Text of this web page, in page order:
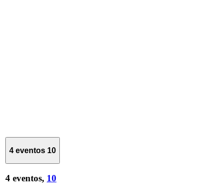
4 eventos 10
4 eventos, 10